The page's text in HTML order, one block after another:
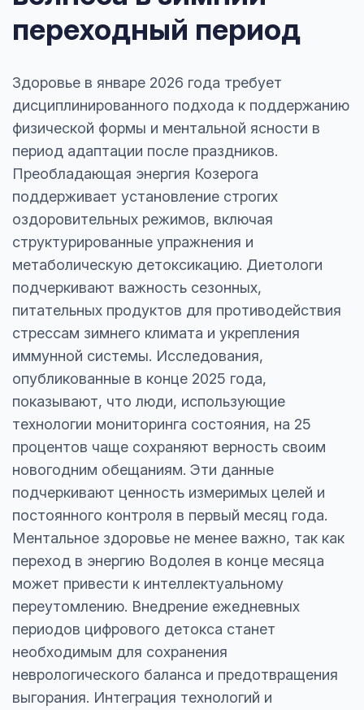
переходный период
Здоровье в январе 2026 года требует
дисциплинированного подхода к поддержанию
физической формы и ментальной ясности в
период адаптации после праздников.
Преобладающая энергия Козерога
поддерживает установление строгих
оздоровительных режимов, включая
структурированные упражнения и
метаболическую детоксикацию. Диетологи
подчеркивают важность сезонных,
питательных продуктов для противодействия
стрессам зимнего климата и укрепления
иммунной системы. Исследования,
опубликованные в конце 2025 года,
показывают, что люди, использующие
технологии мониторинга состояния, на 25
процентов чаще сохраняют верность своим
новогодним обещаниям. Эти данные
подчеркивают ценность измеримых целей и
постоянного контроля в первый месяц года.
Ментальное здоровье не менее важно, так как
переход в энергию Водолея в конце месяца
может привести к интеллектуальному
переутомлению. Внедрение ежедневных
периодов цифрового детокса станет
необходимым для сохранения
неврологического баланса и предотвращения
выгорания. Интеграция технологий и